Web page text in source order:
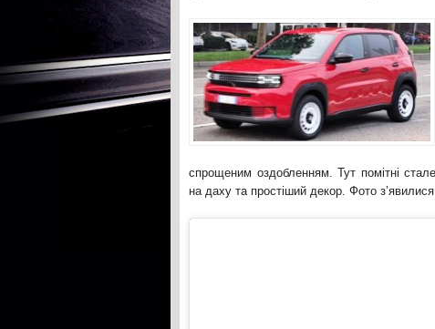
спрощеним оздобленням. Тут помітні
на даху та простіший декор. Фото